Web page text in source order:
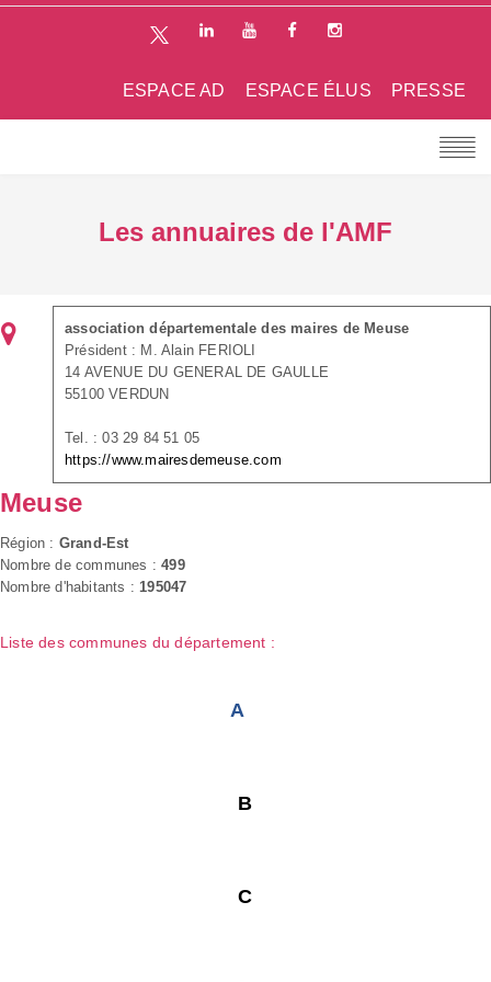
PRESSE
ESPACE ÉLUS
ESPACE AD
Les annuaires de l'AMF
association départementale des maires de Meuse
Président : M. Alain FERIOLI
14 AVENUE DU GENERAL DE GAULLE
55100 VERDUN
Tel. : 03 29 84 51 05
https://www.mairesdemeuse.com
Meuse
Région : Grand-Est
Nombre de communes :499
Nombre d'habitants : 195047
Liste des communes du département :
A
B
C